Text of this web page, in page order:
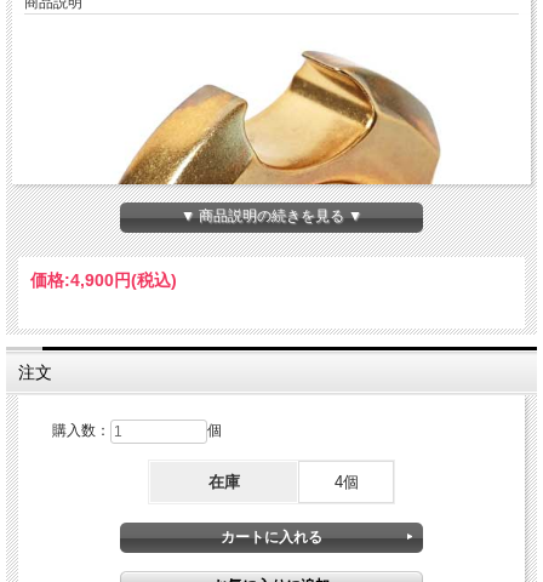
▼ 商品説明の続きを見る ▼
価格:4,900円(税込)
注文
購入数： 個
在庫 4個